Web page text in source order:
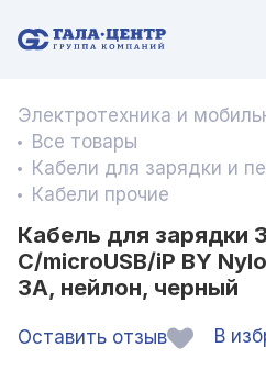
Электротехника и
Все товары
Кабели для зарядки и
Кабели прочие
Кабель для зарядки
C/microUSB/iP BY
3A, нейлон, черный
Оставить отзыв В